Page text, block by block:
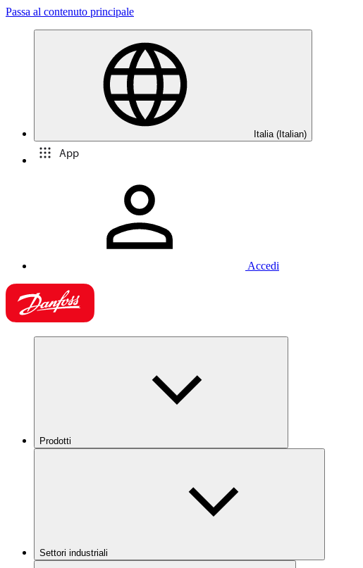
Passa al contenuto principale
Italia (Italian)
App
Accedi
Prodotti
Settori industriali